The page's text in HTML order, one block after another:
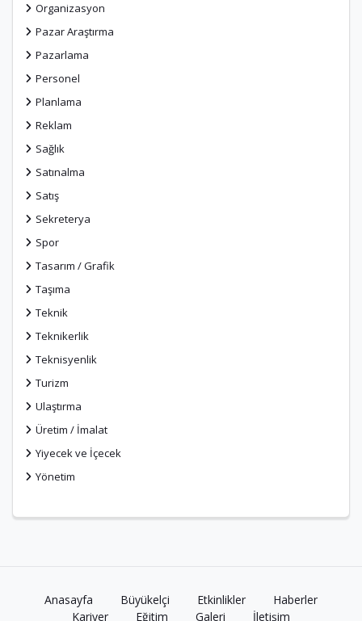
Organizasyon
Pazar Araştırma
Pazarlama
Personel
Planlama
Reklam
Sağlık
Satınalma
Satış
Sekreterya
Spor
Tasarım / Grafik
Taşıma
Teknik
Teknikerlik
Teknisyenlik
Turizm
Ulaştırma
Üretim / İmalat
Yiyecek ve İçecek
Yönetim
Anasayfa Büyükelçi Etkinlikler
Haberler
Kariyer
Eğitim Galeri İletişim